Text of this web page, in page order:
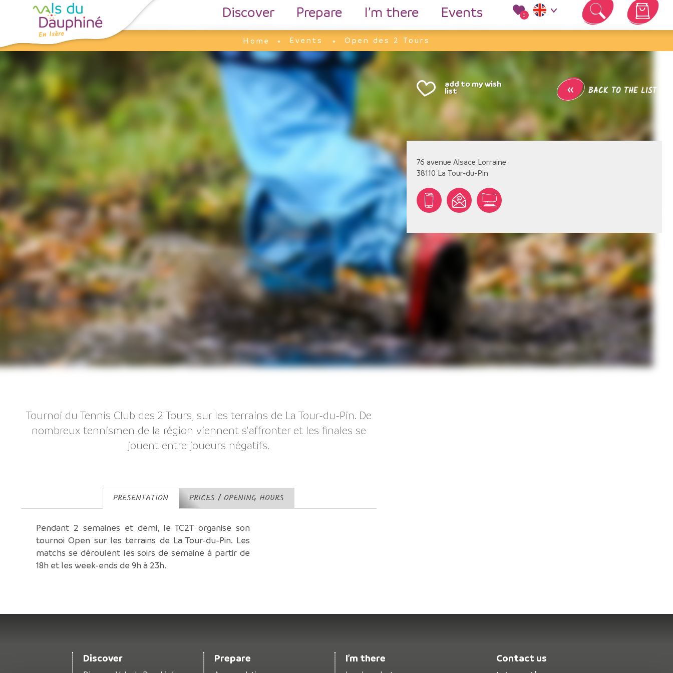
Discover Prepare I’m there Events 0
Your cart is empty
Home
Events Open des 2 Tours
Tournoi du Tennis Club des 2 Tours, sur les terrains de La Tour-du-Pin. De
nombreux tennismen de la région viennent s'affronter et les finales se
jouent entre joueurs négatifs.
PRESENTATION PRICES / OPENING HOURS
Pendant 2 semaines et demi, le TC2T organise son
tournoi Open sur les terrains de La Tour-du-Pin. Les
matchs se déroulent les soirs de semaine à partir de
18h et les week-ends de 9h à 23h.
« BACK TO THE LIST
76 avenue Alsace Lorraine
38110 La Tour-du-Pin
Discover Prepare I’m there
Contact us
Cookies management panel